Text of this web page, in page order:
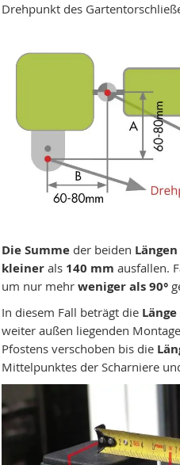
Drehpunkt des
Die Summe der beiden
kleinerals 140 mm ausfallen.
um nur mehr weniger als 90°
In diesem Fall beträgt die Länge
weiter außen liegenden
Pfostens verschoben bis die
Mittelpunktes der Scharniere